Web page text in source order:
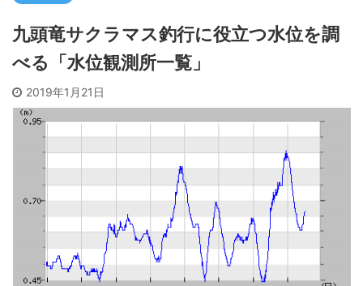
九頭竜サクラマス釣行に役立つ水位を調
べる「水位観測所一覧」
2019年1月21日